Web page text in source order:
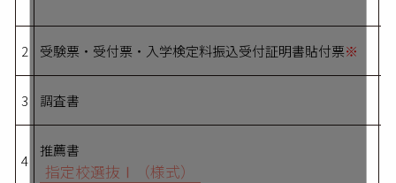
2 受験票・受付票・入学検定料振込受付証明書貼付票※
3 調査書
4
推薦書
指定校選抜Ⅰ（様式）